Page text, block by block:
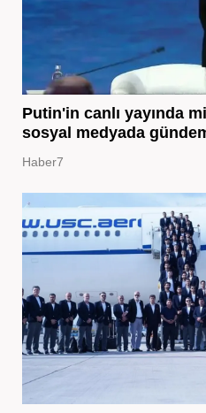
Putin'in canlı yayında
sosyal medyada
Haber7